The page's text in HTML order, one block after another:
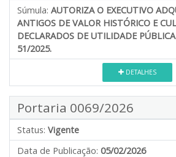
Súmula: AUTORIZA O EXECUTIVO
ANTIGOS DE VALOR HISTÓRICO E
DECLARADOS DE UTILIDADE
51/2025.
DETALHES
Portaria 0069/2026
Status: Vigente
Data de Publicação: 05/02/2026